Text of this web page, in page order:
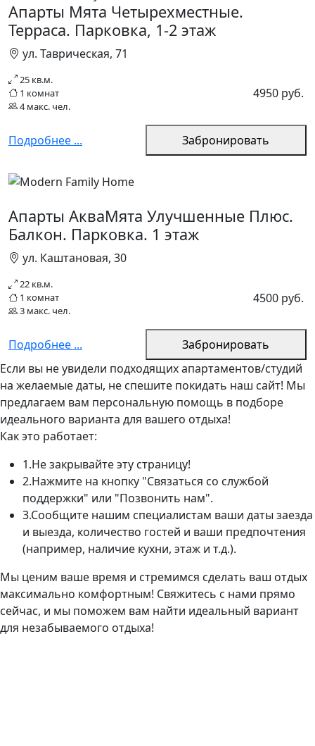
Апарты Мята Четырехместные.
Терраса. Парковка, 1-2 этаж
ул. Таврическая, 71
25 кв.м.
1 комнат
4 макс. чел.
4950 руб.
Подробнее ... Забронировать
Апарты АкваМята Улучшенные Плюс.
Балкон. Парковка. 1 этаж
ул. Каштановая, 30
22 кв.м.
1 комнат
3 макс. чел.
4500 руб.
Подробнее ...
Забронировать
Если вы не увидели подходящих апартаментов/студий
на желаемые даты, не спешите покидать наш сайт! Мы
предлагаем вам персональную помощь в подборе
идеального варианта для вашего отдыха!
Как это работает:
1.Не закрывайте эту страницу!
2.Нажмите на кнопку "Связаться со службой
поддержки" или "Позвонить нам".
3.Сообщите нашим специалистам ваши даты заезда
и выезда, количество гостей и ваши предпочтения
(например, наличие кухни, этаж и т.д.).
Мы ценим ваше время и стремимся сделать ваш отдых
максимально комфортным! Свяжитесь с нами прямо
сейчас, и мы поможем вам найти идеальный вариант
для незабываемого отдыха!